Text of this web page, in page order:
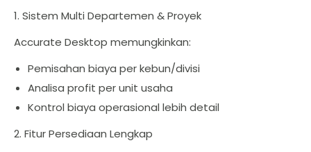
1. Sistem Multi Departemen & Proyek
Accurate Desktop memungkinkan:
Pemisahan biaya per kebun/divisi
Analisa profit per unit usaha
Kontrol biaya operasional lebih detail
2. Fitur Persediaan Lengkap